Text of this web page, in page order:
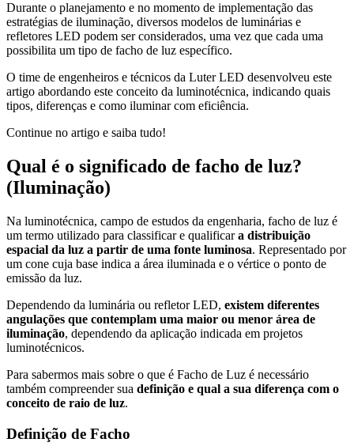
Durante o planejamento e no momento de implementação das
estratégias de iluminação, diversos modelos de luminárias e
refletores LED podem ser considerados, uma vez que cada uma
possibilita um tipo de facho de luz específico.
O time de engenheiros e técnicos da Luter LED desenvolveu este
artigo abordando este conceito da luminotécnica, indicando quais
tipos, diferenças e como iluminar com eficiência.
Continue no artigo e saiba tudo!
Qual é o significado de facho de luz?
(Iluminação)
Na luminotécnica, campo de estudos da engenharia, facho de luz é
um termo utilizado para classificar e qualificara distribuição
espacial da luz a partir de uma fonte luminosa. Representado por
um cone cuja base indica a área iluminada e o vértice o ponto de
emissão da luz.
Dependendo da luminária ou refletor LED, existem diferentes
angulações que contemplam uma maior ou menor área de
iluminação, dependendo da aplicação indicada em projetos
luminotécnicos.
Para sabermos mais sobre o que é Facho de Luz é necessário
também compreender sua definição e qual a sua diferença com o
conceito de raio de luz.
Definição de Facho